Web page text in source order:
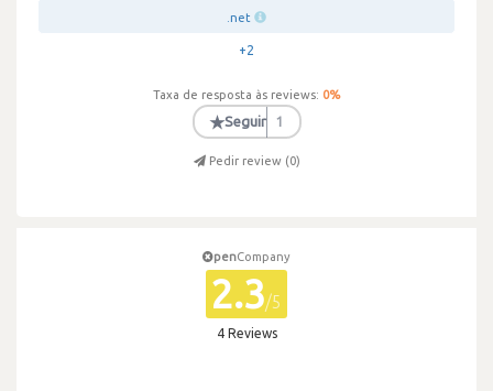
.net
+2
Taxa de resposta às reviews: 0%
★Seguir 1
Pedir review (0)
penCompany
2.3/5
4 Reviews